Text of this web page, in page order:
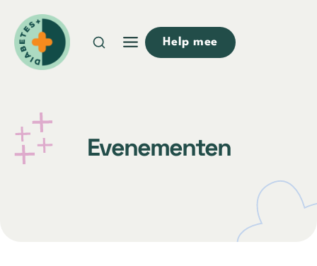
naar
inhoud
Help mee
Evenementen